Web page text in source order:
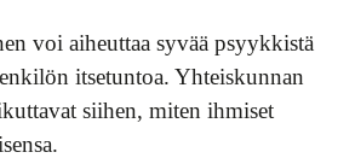
voi aiheuttaa syvää psyykkistä
itsetuntoa. Yhteiskunnan
siihen, miten ihmiset